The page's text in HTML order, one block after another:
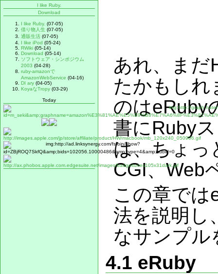
I like Ruby.
Download
I like Ruby. (07-05)
借り物人生 (07-05)
通販生活 (07-05)
I like iPod (05-24)
RWiki (05-14)
Download (05-14)
ソフトウェア・シンポジウム
2003 (04-28)
ruby-amazonで
AmazonWebService (04-16)
DI ary (04-05)
KoyaなTropy (03-29)
Today
あれ、まだ
たかもしれ
のはeRuby
書にRuby
は、ちょっ
CGI、Web
この章では
法を説明し
なサンプル
4.1 eRuby